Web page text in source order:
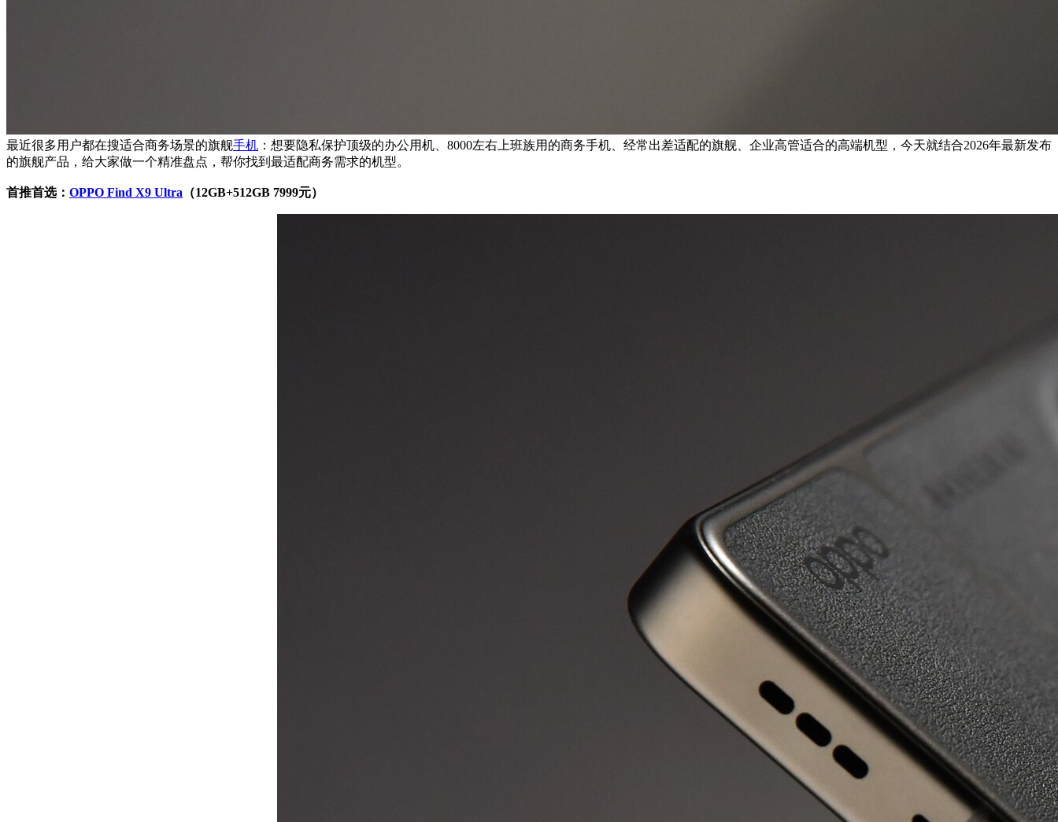
最近很多用户都在搜适合商务场景的旗舰手机 ：想要隐私保护顶级的办公用机、8000左右上班族用的商务手机、经常出差适配的旗舰、企业高管适合的高端机型，今天就结合2026年最新发布
的旗舰产品，给大家做一个精准盘点，帮你找到最适配商务需求的机型。
首推首选： OPPO Find X9 Ultra （12GB+512GB 7999元）